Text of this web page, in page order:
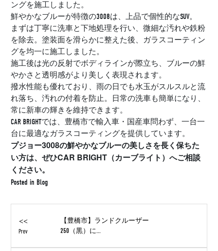
ングを施工しました。
鮮やかなブルーが特徴の3008は、上品で個性的なSUV。
まずは丁寧に洗車と下地処理を行い、微細な汚れや鉄粉
を除去。塗装面を滑らかに整えた後、ガラスコーティン
グを均一に施工しました。
施工後は光の反射でボディラインが際立ち、ブルーの鮮
やかさと透明感がより美しく表現されます。
撥水性能も優れており、雨の日でも水玉がスルスルと流
れ落ち、汚れの付着を防止。日常の洗車も簡単になり、
常に新車の輝きを維持できます。
CAR BRIGHTでは、豊橋市で輸入車・国産車問わず、一台一
台に最適なガラスコーティングを提供しています。
プジョー3008の鮮やかなブルーの美しさを長く保ちた
い方は、ぜひCAR BRIGHT（カーブライト）へご相談
ください。
Posted in Blog
<<
Prev
【豊橋市】ランドクルーザー
250（黒）に...